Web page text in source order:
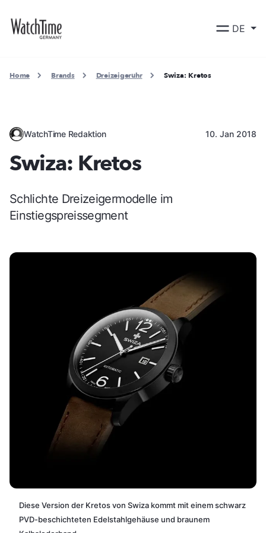
DE
Home Brands Dreizeigeruhr Swiza: Kretos
WatchTime Redaktion 10. Jan 2018
Swiza: Kretos
Schlichte Dreizeigermodelle im
Einstiegspreissegment
Diese Version der Kretos von Swiza kommt mit einem schwarz
PVD-beschichteten Edelstahlgehäuse und braunem